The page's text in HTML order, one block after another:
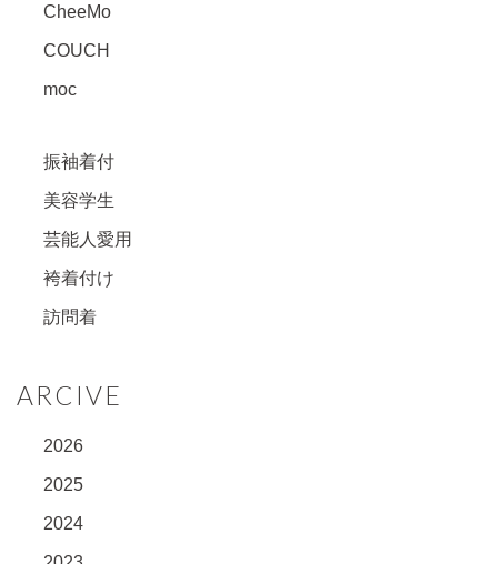
CheeMo
COUCH
moc
振袖着付
美容学生
芸能人愛用
袴着付け
訪問着
ARCIVE
2026
2025
2024